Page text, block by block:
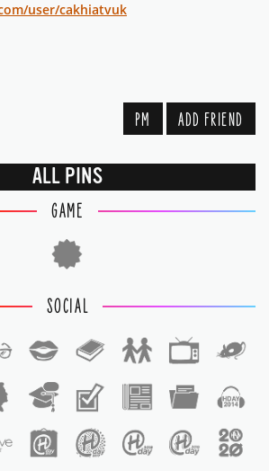
user/cakhiatvuk
PM ADD FRIEND
ALL PINS
GAME
SOCIAL